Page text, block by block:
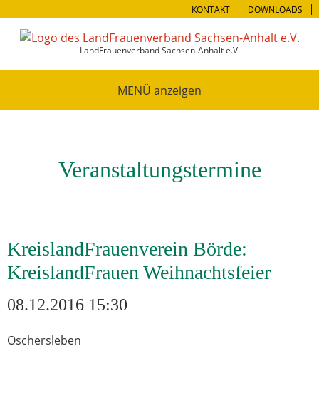
KONTAKT DOWNLOADS
LandFrauenverband Sachsen-Anhalt e.V.
MENÜ
Veranstaltungstermine
KreislandFrauenverein Börde:
KreislandFrauen Weihnachtsfeier
08.12.2016 15:30
Oschersleben